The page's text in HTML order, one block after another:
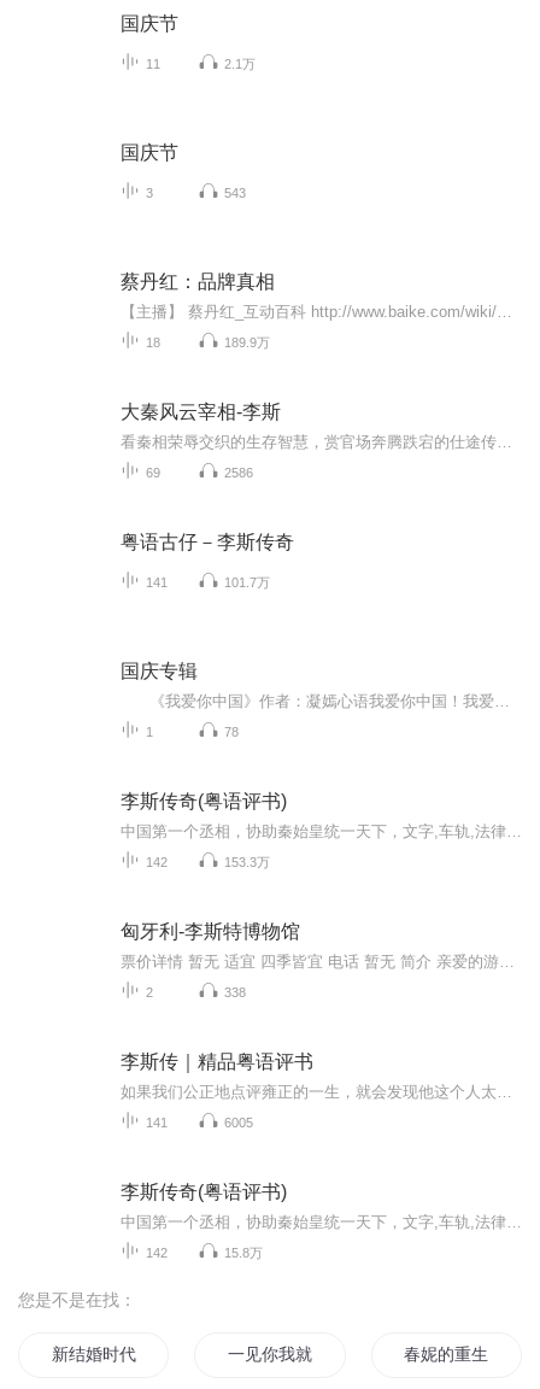
国庆节
11 2.1万
国庆节
3 543
蔡丹红：品牌真相
18 189.9万
大秦风云宰相-李斯
69 2586
粤语古仔－李斯传奇
141 101.7万
国庆专辑
1 78
李斯传奇(粤语评书)
142 153.3万
匈牙利-李斯特博物馆
2 338
李斯传｜精品粤语评书
141 6005
李斯传奇(粤语评书)
142 15.8万
您是不是在找：
新结婚时代 一见你我就想结婚 春妮的重生时光